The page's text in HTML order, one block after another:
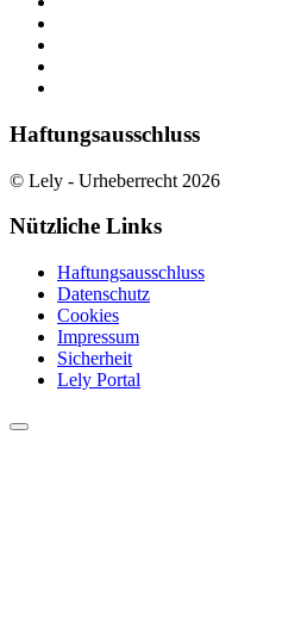
Haftungsausschluss
© Lely - Urheberrecht 2026
Nützliche Links
Haftungsausschluss
Datenschutz
Cookies
Impressum
Sicherheit
Lely Portal